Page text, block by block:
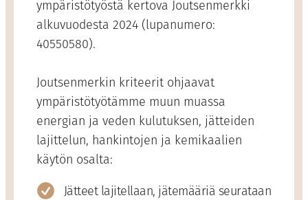
ympäristötyöstä kertova Joutsenmerkki
alkuvuodesta 2024 (lupanumero:
40550580).
Joutsenmerkin kriteerit ohjaavat
ympäristötyötämme muun muassa
energian ja veden kulutuksen, jätteiden
lajittelun, hankintojen ja kemikaalien
käytön osalta:
Jätteet lajitellaan, jätemääriä seurataan